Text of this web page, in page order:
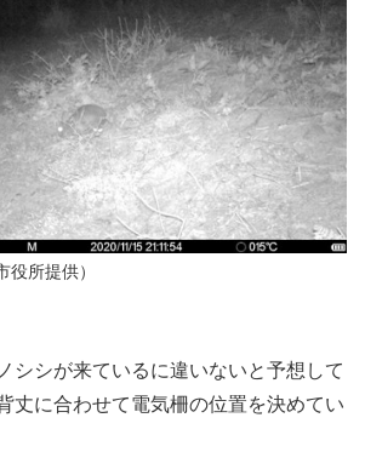
所提供）
シシが来ているに違いないと予想して
丈に合わせて電気柵の位置を決めてい